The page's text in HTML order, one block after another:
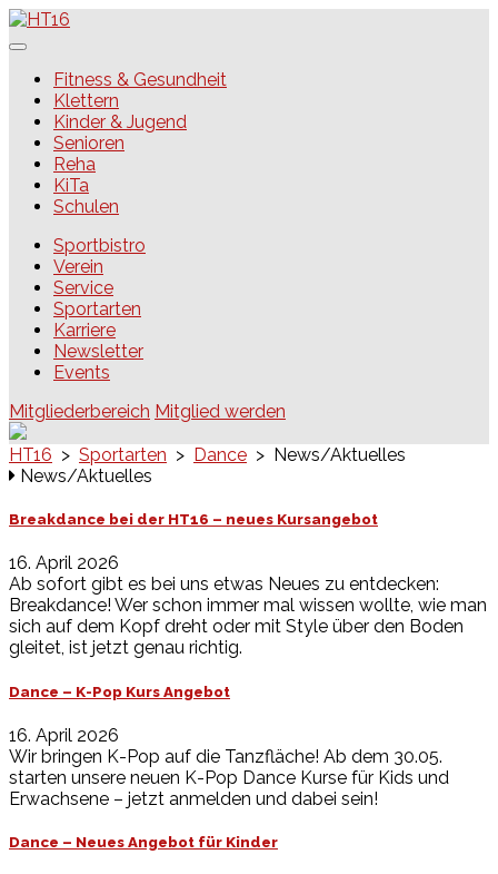
Skip
to
HT16Fitness & Gesundheit
Klettern
Kinder & Jugend
Senioren
Reha
KiTa
Schulen
Sportbistro
Verein
Service
Sportarten
Karriere
Newsletter
Events
Mitgliederbereich Mitglied werden
HT16 > Sportarten > Dance > News/Aktuelles
News/Aktuelles
Breakdance bei der HT16 – neues Kursangebot
16. April 2026
Ab sofort gibt es bei uns etwas Neues zu entdecken:
Breakdance! Wer schon immer mal wissen wollte, wie man
sich auf dem Kopf dreht oder mit Style über den Boden
gleitet, ist jetzt genau richtig.
Dance – K-Pop Kurs Angebot
16. April 2026
Wir bringen K-Pop auf die Tanzfläche! Ab dem 30.05.
starten unsere neuen K-Pop Dance Kurse für Kids und
Erwachsene – jetzt anmelden und dabei sein!
Dance – Neues Angebot für Kinder